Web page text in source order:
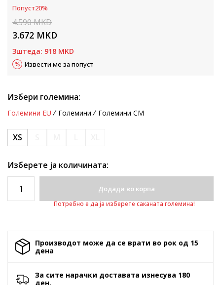
Попуст20%
4.590MKD
3.672 MKD
Зштеда: 918 MKD
Извести ме за попуст
Избери големина:
Големини EU Големини Големини CM
XS
Изберете ја количината:
Додади во корпа
Потребно е да ја изберете саканата големина!
Производот може да се врати во рок од 15
денa
За сите нарачки доставата изнесува 180
ден.